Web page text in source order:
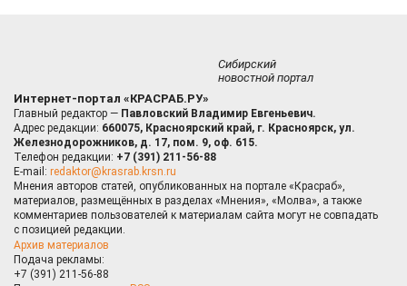
Сибирский
новостной портал
Интернет-портал «КРАСРАБ.РУ»
Главный редактор — Павловский Владимир Евгеньевич.
Адрес редакции: 660075, Красноярский край, г. Красноярск, ул.
Железнодорожников, д. 17, пом. 9, оф. 615.
Телефон редакции: +7 (391) 211-56-88
E-mail: redaktor@krasrab.krsn.ru
Мнения авторов статей, опубликованных на портале «Красраб»,
материалов, размещённых в разделах «Мнения», «Молва», а также
комментариев пользователей к материалам сайта могут не совпадать
с позицией редакции.
Архив материалов
Подача рекламы:
+7 (391) 211-56-88